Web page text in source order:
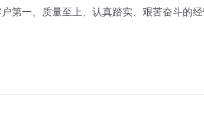
第一、质量至上、认真踏实、艰苦奋斗的